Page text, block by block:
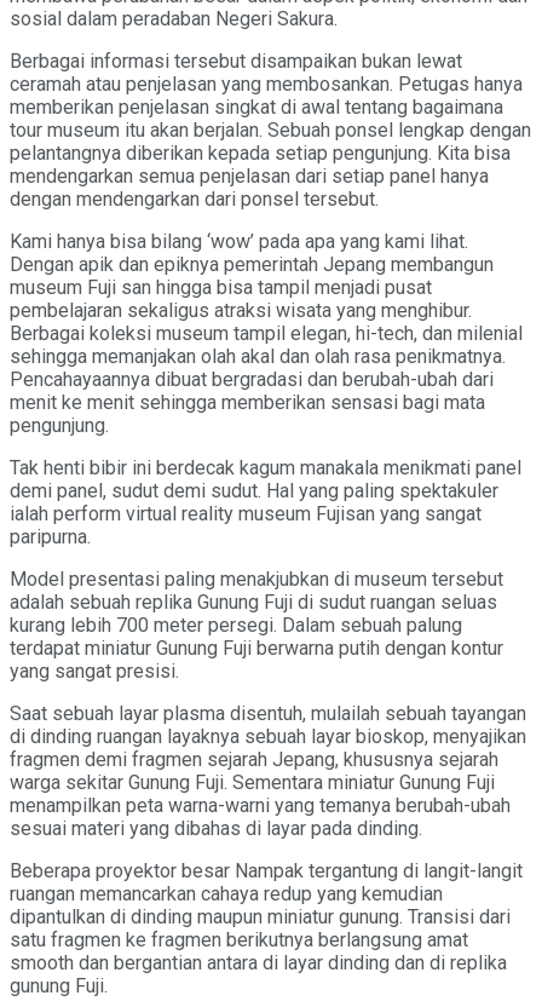
sosial dalam peradaban Negeri Sakura.
Berbagai informasi tersebut disampaikan bukan lewat
ceramah atau penjelasan yang membosankan. Petugas hanya
memberikan penjelasan singkat di awal tentang bagaimana
tour museum itu akan berjalan. Sebuah ponsel lengkap dengan
pelantangnya diberikan kepada setiap pengunjung. Kita bisa
mendengarkan semua penjelasan dari setiap panel hanya
dengan mendengarkan dari ponsel tersebut.
Kami hanya bisa bilang ‘wow’ pada apa yang kami lihat.
Dengan apik dan epiknya pemerintah Jepang membangun
museum Fuji san hingga bisa tampil menjadi pusat
pembelajaran sekaligus atraksi wisata yang menghibur.
Berbagai koleksi museum tampil elegan, hi-tech, dan milenial
sehingga memanjakan olah akal dan olah rasa penikmatnya.
Pencahayaannya dibuat bergradasi dan berubah-ubah dari
menit ke menit sehingga memberikan sensasi bagi mata
pengunjung.
Tak henti bibir ini berdecak kagum manakala menikmati panel
demi panel, sudut demi sudut. Hal yang paling spektakuler
ialah perform virtual reality museum Fujisan yang sangat
paripurna.
Model presentasi paling menakjubkan di museum tersebut
adalah sebuah replika Gunung Fuji di sudut ruangan seluas
kurang lebih 700 meter persegi. Dalam sebuah palung
terdapat miniatur Gunung Fuji berwarna putih dengan kontur
yang sangat presisi.
Saat sebuah layar plasma disentuh, mulailah sebuah tayangan
di dinding ruangan layaknya sebuah layar bioskop, menyajikan
fragmen demi fragmen sejarah Jepang, khususnya sejarah
warga sekitar Gunung Fuji. Sementara miniatur Gunung Fuji
menampilkan peta warna-warni yang temanya berubah-ubah
sesuai materi yang dibahas di layar pada dinding.
Beberapa proyektor besar Nampak tergantung di langit-langit
ruangan memancarkan cahaya redup yang kemudian
dipantulkan di dinding maupun miniatur gunung. Transisi dari
satu fragmen ke fragmen berikutnya berlangsung amat
smooth dan bergantian antara di layar dinding dan di replika
gunung Fuji.